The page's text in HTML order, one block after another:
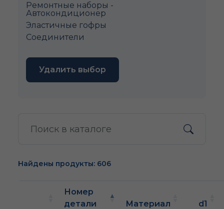
Ремонтные наборы -
Автокондиционер
Эластичные гофры
Соединители
Удалить выбор
Найдены продукты: 606
Номер
детали
Материал d1